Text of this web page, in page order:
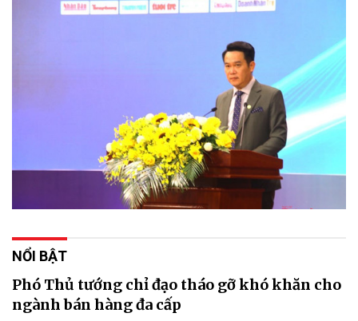
NỔI BẬT
Phó Thủ tướng chỉ đạo tháo gỡ khó khăn cho
ngành bán hàng đa cấp